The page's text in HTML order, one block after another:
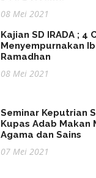
08 Mei 2021
Kajian SD IRADA ; 4
Menyempurnakan
Ramadhan
08 Mei 2021
Seminar Keputrian
Kupas Adab Makan
Agama dan Sains
07 Mei 2021